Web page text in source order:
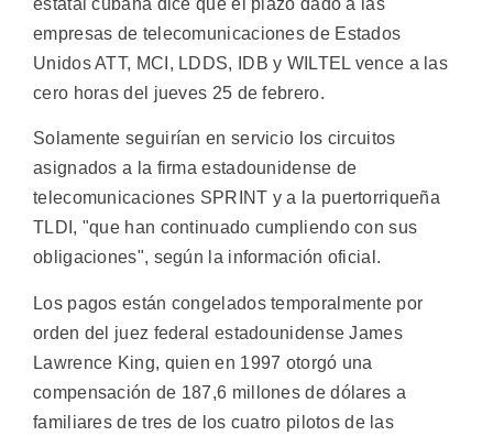
empresas de telecomunicaciones de Estados
Unidos ATT, MCI, LDDS, IDB y WILTEL vence a las
cero horas del jueves 25 de febrero.
Solamente seguirían en servicio los circuitos
asignados a la firma estadounidense de
telecomunicaciones SPRINT y a la puertorriqueña
TLDI, "que han continuado cumpliendo con sus
obligaciones", según la información oficial.
Los pagos están congelados temporalmente por
orden del juez federal estadounidense James
Lawrence King, quien en 1997 otorgó una
compensación de 187,6 millones de dólares a
familiares de tres de los cuatro pilotos de las